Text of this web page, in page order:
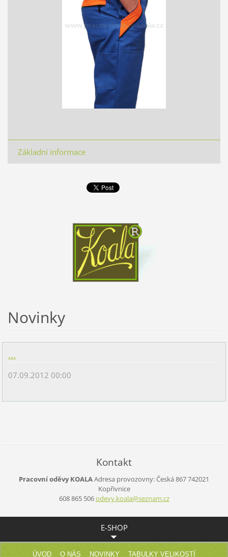
Základní informace
Novinky
...
07.09.2012 00:00
Kontakt
Pracovní oděvy KOALAAdresa provozovny:Česká 867742021
Kopřivnice
608 865 506odevy.koala@seznam.cz
E-SHOP
ÚVOD O NÁS NOVINKY TABULKY VELIKOSTÍ